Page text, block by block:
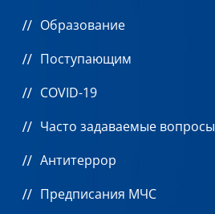
Образование
Поступающим
COVID-19
Часто задаваемые вопросы
Антитеррор
Предписания МЧС